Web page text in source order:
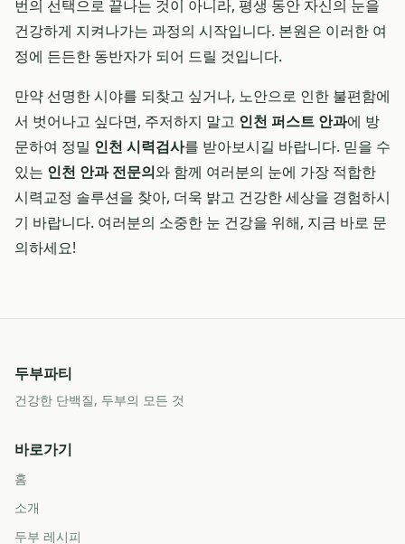
번의 선택으로 끝나는 것이 아니라, 평생 동안 자신의 눈을
건강하게 지켜나가는 과정의 시작입니다. 본원은 이러한 여
정에 든든한 동반자가 되어 드릴 것입니다.
만약 선명한 시야를 되찾고 싶거나, 노안으로 인한 불편함에
서 벗어나고 싶다면, 주저하지 말고 인천 퍼스트 안과에 방
문하여 정밀 인천 시력검사를 받아보시길 바랍니다. 믿을 수
있는 인천 안과 전문의와 함께 여러분의 눈에 가장 적합한
시력교정 솔루션을 찾아, 더욱 밝고 건강한 세상을 경험하시
기 바랍니다. 여러분의 소중한 눈 건강을 위해, 지금 바로 문
의하세요!
두부파티
건강한 단백질, 두부의 모든 것
바로가기
홈
소개
두부 레시피